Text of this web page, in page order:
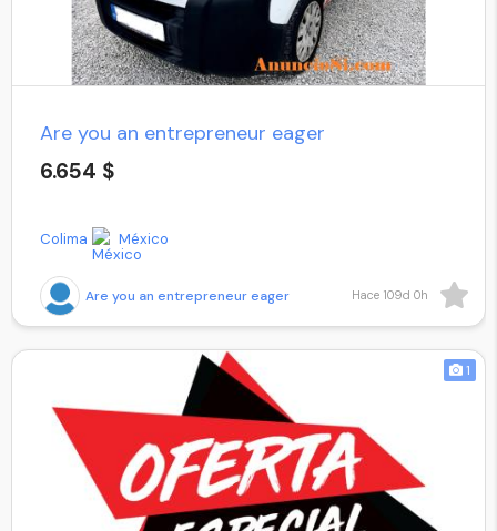
Are you an entrepreneur eager
6.654 $
Are you an entrepreneur eager
Colima México
Hace 109d 0h
1